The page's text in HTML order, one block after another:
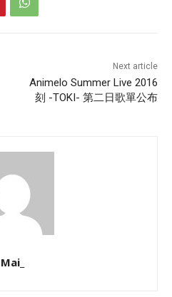
Next article
Animelo Summer Live 2016
刻 -TOKI- 第二日歌單公布
Mai_